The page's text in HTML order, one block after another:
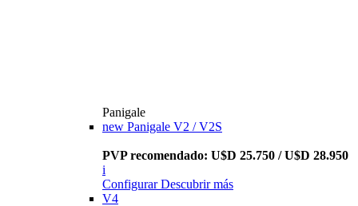
Panigale
new Panigale V2 / V2S
PVP recomendado: U$D 25.750 / U$D 28.950
i
Configurar Descubrir más
V4